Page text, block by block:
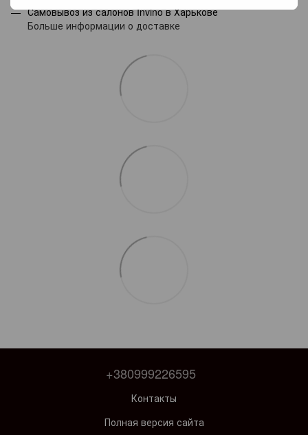
Самовывоз из салонов Invino в Харькове
Больше информации о доставке
+380999226595
Контакты
Полная версия сайта